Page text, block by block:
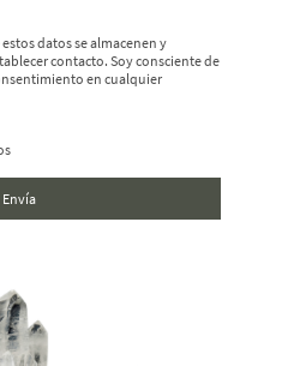
datos se almacenen y
contacto. Soy consciente de
en cualquier
Envía